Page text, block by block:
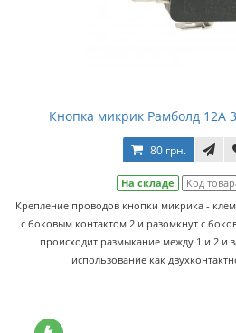
Кнопка микрик Рамболд 12А
80 грн.
На складе Код
Крепление проводов кнопки микрика -
с боковым контактом 2 и разомкнут с
происходит размыкание между 1 и 2 и
использование как